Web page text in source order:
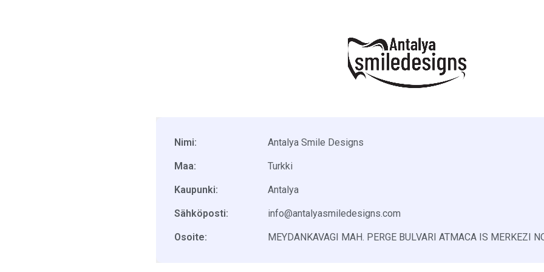
Nimi:
Maa:
Kaupunki:
Sähköposti:
Osoite:
Antalya Smile Designs
Turkki
Antalya
info@antalyasmiledesigns.com
MEYDANKAVAGI MAH. PERGE BULVARI ATMACA IS MERKEZI